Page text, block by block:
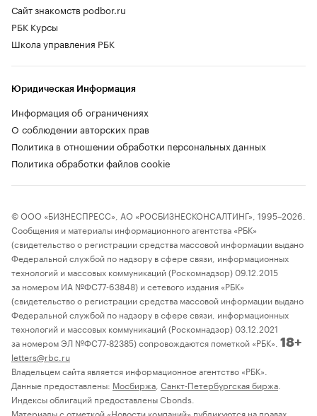
Сайт знакомств podbor.ru
РБК Курсы
Школа управления РБК
Юридическая Информация
Информация об ограничениях
О соблюдении авторских прав
Политика в отношении обработки персональных данных
Политика обработки файлов cookie
© ООО «БИЗНЕСПРЕСС», АО «РОСБИЗНЕСКОНСАЛТИНГ», 1995–2026.
Сообщения и материалы информационного агентства «РБК»
(свидетельство о регистрации средства массовой информации выдано
Федеральной службой по надзору в сфере связи, информационных
технологий и массовых коммуникаций (Роскомнадзор) 09.12.2015
за номером ИА №ФС77-63848) и сетевого издания «РБК»
(свидетельство о регистрации средства массовой информации выдано
Федеральной службой по надзору в сфере связи, информационных
технологий и массовых коммуникаций (Роскомнадзор) 03.12.2021
за номером ЭЛ №ФС77-82385) сопровождаются пометкой «РБК». 18+
letters@rbc.ru
Владельцем сайта является информационное агентство «РБК».
Данные предоставлены: Мосбиржа Санкт-Петербургская биржа
Индексы облигаций предоставлены Cbonds.
Материалы с отметкой «Новости компаний» публикуются на правах